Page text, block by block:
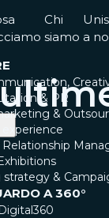
Chi
siamo a
& PR
&
experience
strategy &
A 360°